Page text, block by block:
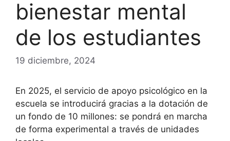
bienestar mental
de los estudiantes
19 diciembre, 2024
En 2025, el servicio de apoyo psicológico en la
escuela se introducirá gracias a la dotación de
un fondo de 10 millones: se pondrá en marcha
de forma experimental a través de unidades